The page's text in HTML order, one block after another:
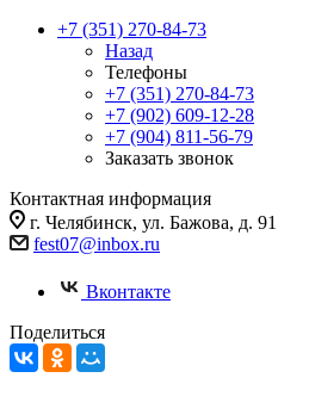
+7 (351) 270-84-73
Назад
Телефоны
+7 (351) 270-84-73
+7 (902) 609-12-28
+7 (904) 811-56-79
Заказать звонок
Контактная информация
г. Челябинск, ул. Бажова, д. 91
fest07@inbox.ru
Вконтакте
Поделиться